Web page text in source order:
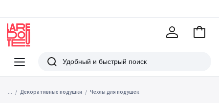
Меню
Redoute
Поиск
В
... Декоративные подушки Чехлы для подушек